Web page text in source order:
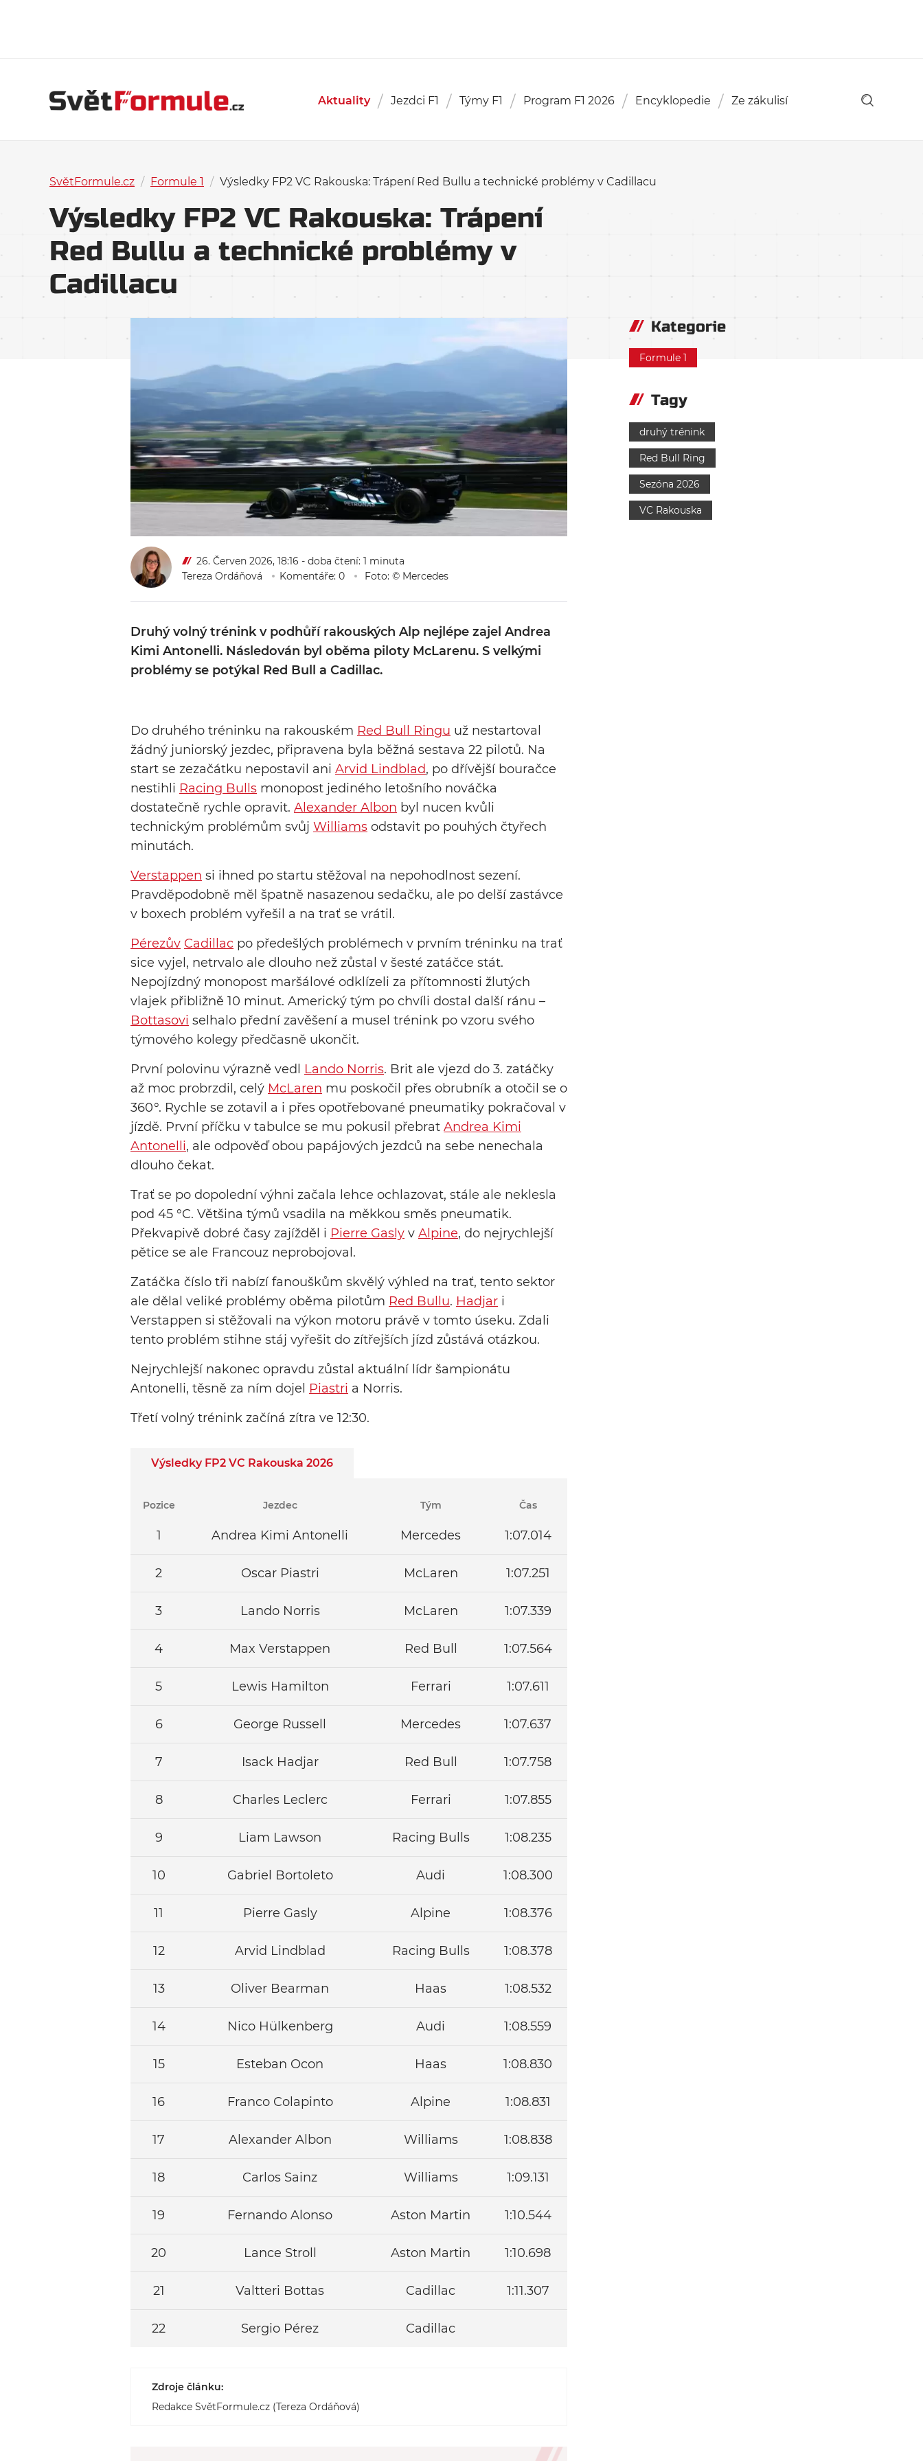
Aktuality Jezdci F1 Týmy F1 Program F1 2026 Encyklopedie Ze zákulisí
SvětFormule.cz / Formule 1 / Výsledky FP2 VC Rakouska: Trápení Red Bullu a technické problémy v Cadillacu
Výsledky FP2 VC Rakouska: Trápení
Red Bullu a technické problémy v
Cadillacu
26. Červen 2026, 18:16 - doba čtení: 1 minuta
Tereza Ordáňová
Komentáře: 0 Foto: © Mercedes
Druhý volný trénink v podhůří rakouských Alp nejlépe zajel Andrea
Kimi Antonelli. Následován byl oběma piloty McLarenu. S velkými
problémy se potýkal Red Bull a Cadillac.
Do druhého tréninku na rakouském Red Bull Ringu už nestartoval
žádný juniorský jezdec, připravena byla běžná sestava 22 pilotů. Na
start se zezačátku nepostavil ani Arvid Lindblad, po dřívější bouračce
nestihli Racing Bulls monopost jediného letošního nováčka
dostatečně rychle opravit. Alexander Albon byl nucen kvůli
technickým problémům svůj Williams odstavit po pouhých čtyřech
minutách.
Verstappen si ihned po startu stěžoval na nepohodlnost sezení.
Pravděpodobně měl špatně nasazenou sedačku, ale po delší zastávce
v boxech problém vyřešil a na trať se vrátil.
Pérezův Cadillac po předešlých problémech v prvním tréninku na trať
sice vyjel, netrvalo ale dlouho než zůstal v šesté zatáčce stát.
Nepojízdný monopost maršálové odklízeli za přítomnosti žlutých
vlajek přibližně 10 minut. Americký tým po chvíli dostal další ránu –
Bottasovi selhalo přední zavěšení a musel trénink po vzoru svého
týmového kolegy předčasně ukončit.
První polovinu výrazně vedl Lando Norris. Brit ale vjezd do 3. zatáčky
až moc probrzdil, celý McLaren mu poskočil přes obrubník a otočil se o
360°. Rychle se zotavil a i přes opotřebované pneumatiky pokračoval v
jízdě. První příčku v tabulce se mu pokusil přebrat Andrea Kimi
Antonelli, ale odpověď obou papájových jezdců na sebe nenechala
dlouho čekat.
Trať se po dopolední výhni začala lehce ochlazovat, stále ale neklesla
pod 45 °C. Většina týmů vsadila na měkkou směs pneumatik.
Překvapivě dobré časy zajížděl i Pierre Gasly v Alpine, do nejrychlejší
pětice se ale Francouz neprobojoval.
Zatáčka číslo tři nabízí fanouškům skvělý výhled na trať, tento sektor
ale dělal veliké problémy oběma pilotům Red Bullu. Hadjar i
Verstappen si stěžovali na výkon motoru právě v tomto úseku. Zdali
tento problém stihne stáj vyřešit do zítřejších jízd zůstává otázkou.
Nejrychlejší nakonec opravdu zůstal aktuální lídr šampionátu
Antonelli, těsně za ním dojel Piastri a Norris.
Třetí volný trénink začíná zítra ve 12:30.
Výsledky FP2 VC Rakouska 2026
Pozice Jezdec Tým Čas
1 Andrea Kimi Antonelli Mercedes 1:07.014
2 Oscar Piastri McLaren 1:07.251
3 Lando Norris McLaren 1:07.339
4 Max Verstappen Red Bull 1:07.564
5 Lewis Hamilton Ferrari 1:07.611
6 George Russell Mercedes 1:07.637
7 Isack Hadjar Red Bull 1:07.758
8 Charles Leclerc Ferrari 1:07.855
9 Liam Lawson Racing Bulls 1:08.235
10 Gabriel Bortoleto Audi 1:08.300
11 Pierre Gasly Alpine 1:08.376
12 Arvid Lindblad Racing Bulls 1:08.378
13 Oliver Bearman Haas 1:08.532
14 Nico Hü lkenberg Audi 1:08.559
15 Esteban Ocon Haas 1:08.830
16 Franco Colapinto Alpine 1:08.831
17 Alexander Albon Williams 1:08.838
18 Carlos Sainz Williams 1:09.131
19 Fernando Alonso Aston Martin 1:10.544
20 Lance Stroll Aston Martin 1:10.698
21 Valtteri Bottas Cadillac 1:11.307
22 Sergio Pérez Cadillac
Zdroje článku:
Redakce SvětFormule.cz (Tereza Ordáňová)
Kategorie
Formule 1
Tagy
druhý trénink
Red Bull Ring
Sezóna 2026
VC Rakouska